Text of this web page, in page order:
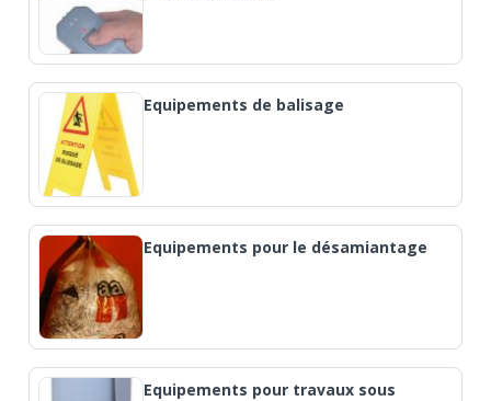
Equipements de balisage
Equipements pour le désamiantage
Equipements pour travaux sous